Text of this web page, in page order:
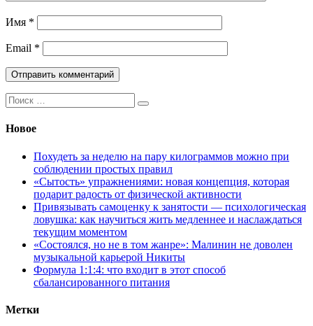
Имя *
Email *
Поиск:
Новое
Похудеть за неделю на пару килограммов можно при
соблюдении простых правил
«Сытость» упражнениями: новая концепция, которая
подарит радость от физической активности
Привязывать самоценку к занятости — психологическая
ловушка: как научиться жить медленнее и наслаждаться
текущим моментом
«Состоялся, но не в том жанре»: Малинин не доволен
музыкальной карьерой Никиты
Формула 1:1:4: что входит в этот способ
сбалансированного питания
Метки